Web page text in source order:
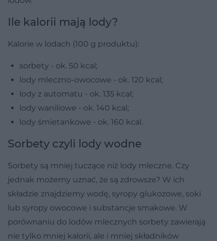
Ile kalorii mają lody?
Kalorie w lodach (100 g produktu):
sorbety - ok. 50 kcal;
lody mleczno-owocowe - ok. 120 kcal;
lody z automatu - ok. 135 kcal;
lody waniliowe - ok. 140 kcal;
lody śmietankowe - ok. 160 kcal.
Sorbety czyli lody wodne
Sorbety są mniej tuczące niż lody mleczne. Czy
jednak możemy uznać, że są zdrowsze? W ich
składzie znajdziemy wodę, syropy glukozowe, soki
lub syropy owocowe i substancje smakowe. W
porównaniu do lodów mlecznych sorbety zawierają
nie tylko mniej kalorii, ale i mniej składników